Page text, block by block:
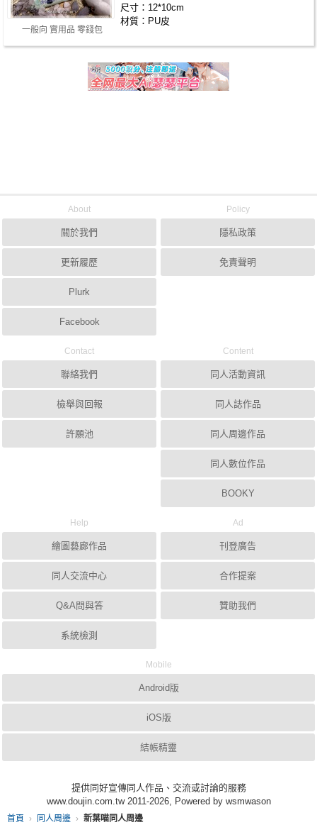
首頁 同人周邊 新葉喵同人周邊
一般向 實用品 零錢包
尺寸：12*10cm
材質：PU皮
About
關於我們
更新履歷
Plurk
Facebook
Policy
隱私政策
免責聲明
Contact
聯絡我們
檢舉與回報
許願池
Content
同人活動資訊
同人誌作品
同人周邊作品
同人數位作品
BOOKY
Help
繪圖藝廊作品
同人交流中心
Q&A問與答
系統檢測
Ad
刊登廣告
合作提案
贊助我們
Mobile
Android版
iOS版
結帳精靈
提供同好宣傳同人作品、交流或討論的服務
www.doujin.com.tw 2011-2026, Powered by wsmwason